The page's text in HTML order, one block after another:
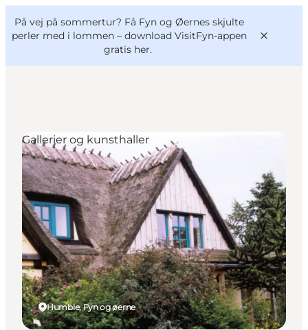
På vej på sommertur? Få Fyn og Øernes skjulte
perler med i lommen – download VisitFyn-appen
gratis her.
Oplevelser
Outdoor
Mad og drikke
Overnatning
Book lokale oplevelser
VisitFyn
Deutsch
Humble, Fyn og øerne
Gallerier og kunsthaller